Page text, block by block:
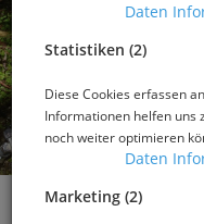
Daten
Statistiken (2)
Diese Cookies erfassen
Informationen helfen uns
noch weiter optimieren
Daten
Marketing (2)